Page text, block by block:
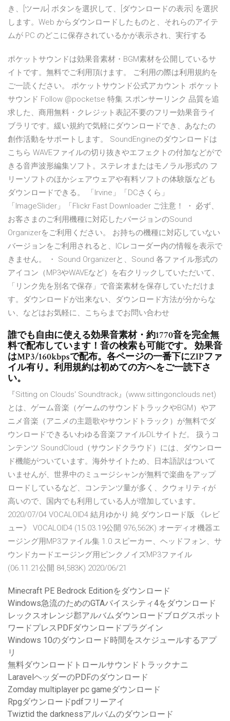
き、[ツール] ボタンを選択して、[ダウンロードの表示] を選択
します。Web からダウンロードしたものと、それらのアイテ
ムが PC のどこに保存されているかが表示され、実行する
ポケットサウンドは効果音素材・BGM素材を公開しているサ
イトです。無料でご利用頂けます。 ご利用の際は利用規約を
ご一読ください。 ポケットサウンド公式アカウント ポケット
サウンド Follow @pocketse 特集 スポンサーリンク 品質を追
求した、商用無料・クレジット表記不要のフリー効果音ライ
ブラリです。緩い規約で気軽にダウンロードでき、あなたの
創作活動をサポートします。 SoundEngineのダウンロードは
こちら WAVEファイルの切り抜きやエフェクトの付加などがで
きる音声波形編集ソフト。ステレオまたはモノラル形式の フ
リーソフトのほかシェアウェアや有料ソフトの体験版なども
ダウンロードできる。 「Irvine」「DCさくら」
「ImageSlider」「Flickr Fast Downloader ご注意！ ・ 必ず、
お客さまのご利用機種に対応したバージョンのSound
Organizerをご利用ください。 お持ちの機種に対応していない
バージョンをご利用されると、ICレコーダー内の情報を表示で
きません。 ・ Sound Organizerと、Sound 各ファイル形式の
アイコン（MP3やWAVEなど）を右クリックしていただいて、
「リンク先を別名で保存」で音楽素材を保存していただけま
す。ダウンロードが出来ない、ダウンロード方法が分からな
い、などはお気軽に、こちらまでお問い合わせ
誰でも自由に使える効果音素材・約1770音を完全無
料で配布しています！音の検索も可能です。 効果音
はMP3/160kbpsで配布。各ページの一番下にZIPファ
イル有り。利用規約は初めての方へをご一読下さ
い。
『Sitting on Clouds' Soundtrack』(www.sittingonclouds.net)
とは、ゲーム音楽（ゲームのサウンドトラックやBGM）やア
ニメ音楽（アニメの主題歌やサウンドトラック）が無料でダ
ウンロードできるいわゆる音楽ファイルDLサイトだ。 扱うコ
ンテンツ SoundCloud（サウンドクラウド）には、ダウンロー
ド機能がついています。海外サイトため、日本語訳はついて
いませんが、世界中のミュージシャンが無料で楽曲をアップ
ロードしているなど、コンテンツ量が多く、クウォリティが
高いので、国内でも利用している人が増加しています。
2020/07/04 VOCALOID4 結月ゆかり 純 ダウンロード版 《レビ
ュー》 VOCALOID4 (15.03.19公開 976,562K) オーディオ機器エ
ージング用MP3ファイル集 1.0 スピーカー、ヘッドフォン、サ
ウンドカードエージング用ピンクノイズMP3ファイル
(06.11.21公開 84,583K) 2020/06/21
Minecraft PE Bedrock Editionをダウンロード
Windows急流のためのGTAバイスシティ4をダウンロード
レックスオレンジ郡アルバムダウンロードブログスポット
ワードプレスPDFダウンロードプラグイン
Windows 10のダウンロード時間をスケジュールするアプ
リ
無料ダウンロードトロールサウンドトラックナニ
LaravelヘッダーのPDFのダウンロード
Zomday multiplayer pc gameダウンロード
Rpgダウンロードpdfフリーアイ
Twiztid the darknessアルバムのダウンロード